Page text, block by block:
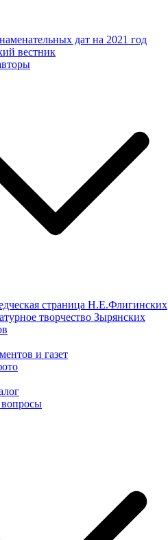
дат на 2021 год
вестник
страница Н.Е.Флигинских
творчество Зырянских
и газет
вопросы